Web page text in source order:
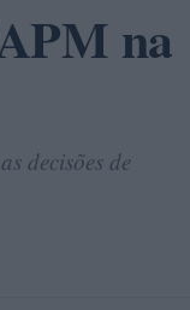
na
decisões de